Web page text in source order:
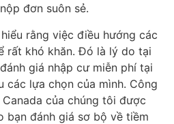
đơn suôn sẻ.
rằng việc điều hướng các
rất khó khăn. Đó là lý do tại
giá nhập cư miễn phí tại
các lựa chọn của mình. Công
của chúng tôi được
bạn đánh giá sơ bộ về tiềm